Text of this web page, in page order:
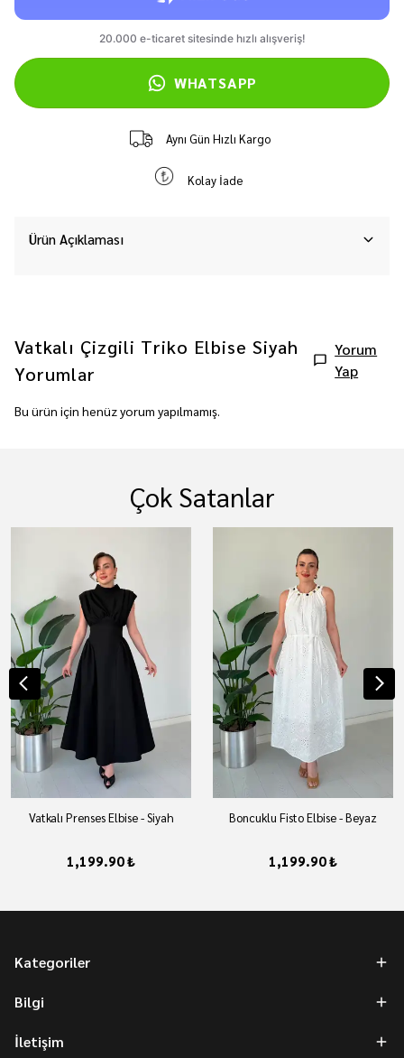
WHATSAPP
Aynı Gün Hızlı Kargo
Kolay İade
Ürün Açıklaması
Vatkalı Çizgili Triko Elbise Siyah
Yorumlar
Yorum
Yap
Bu ürün için henüz yorum yapılmamış.
Çok Satanlar
Vatkalı Prenses Elbise - Siyah
1,199.90 ₺
Boncuklu Fisto Elbise - Beyaz
1,199.90 ₺
Kategoriler
Bilgi
İletişim